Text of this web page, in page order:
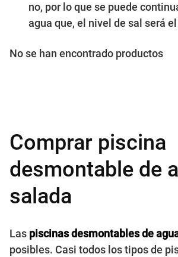
no, por lo que se puede
agua que, el nivel de sal será
No se han encontrado productos
Comprar piscina
desmontable de
salada
Las piscinas desmontables de
posibles. Casi todos los tipos de